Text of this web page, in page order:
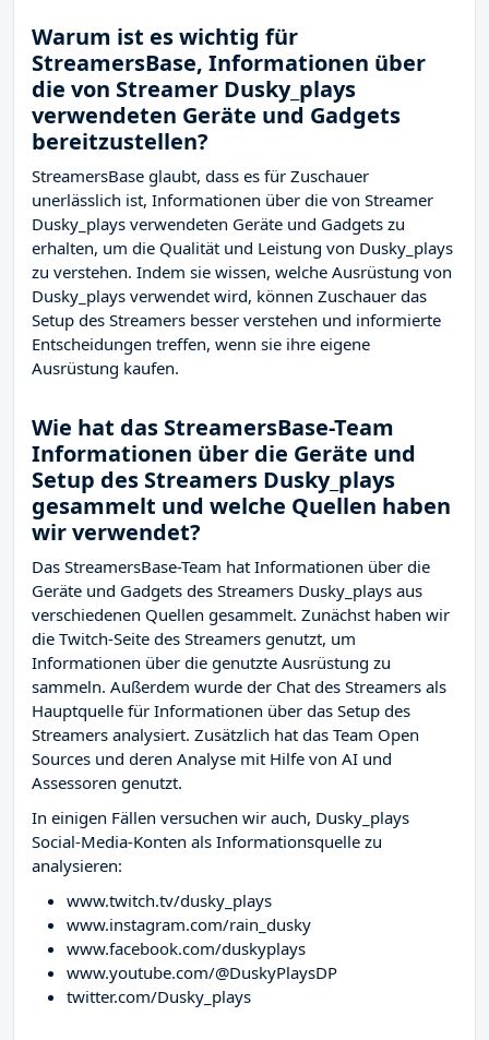
Warum ist es wichtig für
StreamersBase, Informationen über
die von Streamer Dusky_plays
verwendeten Geräte und Gadgets
bereitzustellen?
StreamersBase glaubt, dass es für Zuschauer
unerlässlich ist, Informationen über die von Streamer
Dusky_plays verwendeten Geräte und Gadgets zu
erhalten, um die Qualität und Leistung von Dusky_plays
zu verstehen. Indem sie wissen, welche Ausrüstung von
Dusky_plays verwendet wird, können Zuschauer das
Setup des Streamers besser verstehen und informierte
Entscheidungen treffen, wenn sie ihre eigene
Ausrüstung kaufen.
Wie hat das StreamersBase-Team
Informationen über die Geräte und
Setup des Streamers Dusky_plays
gesammelt und welche Quellen haben
wir verwendet?
Das StreamersBase-Team hat Informationen über die
Geräte und Gadgets des Streamers Dusky_plays aus
verschiedenen Quellen gesammelt. Zunächst haben wir
die Twitch-Seite des Streamers genutzt, um
Informationen über die genutzte Ausrüstung zu
sammeln. Außerdem wurde der Chat des Streamers als
Hauptquelle für Informationen über das Setup des
Streamers analysiert. Zusätzlich hat das Team Open
Sources und deren Analyse mit Hilfe von AI und
Assessoren genutzt.
In einigen Fällen versuchen wir auch, Dusky_plays
Social-Media-Konten als Informationsquelle zu
analysieren:
www.twitch.tv/dusky_plays
www.instagram.com/rain_dusky
www.facebook.com/duskyplays
www.youtube.com/@DuskyPlaysDP
twitter.com/Dusky_plays